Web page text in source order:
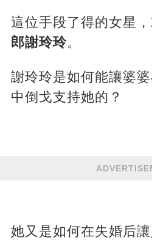
這位手段了得的女星
郎謝玲玲。
謝玲玲是如何能讓婆婆
中倒戈支持她的？
她又是如何在失婚后